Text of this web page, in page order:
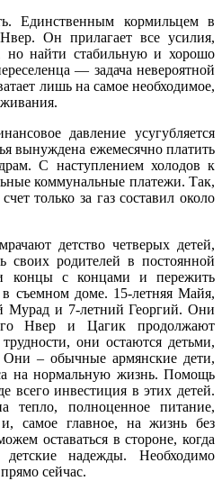
Единственным кормильцем в
Он прилагает все усилия,
но найти стабильную и хорошо
— задача невероятной
лишь на самое необходимое,
давление усугубляется
вынуждена ежемесячно платить
С наступлением холодов к
коммунальные платежи. Так,
только за газ составил около
детство четверых детей,
своих родителей в постоянной
концы с концами и пережить
съемном доме. 15-летняя Майя,
Мурад и 7-летний Георгий. Они
Нвер и Цагик продолжают
они остаются детьми,
– обычные армянские дети,
на нормальную жизнь. Помощь
всего инвестиция в этих детей.
полноценное питание,
и, самое главное, на жизнь без
оставаться в стороне, когда
надежды. Необходимо
сейчас.